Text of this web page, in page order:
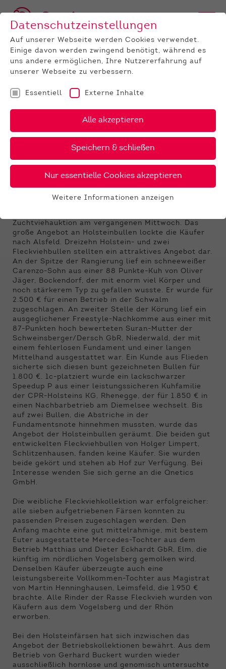
UNTERNEHMEN News
Ergebnisse der Zuchtvieh-
Auktion im April
Italienische Käufer sorgten für flotte
Zuchtviehauktion am vergangenen Mittwoch. Das
große Angebot an Holsteinbullen lockte die Käufer
nach Alsfeld. Dreizehn Holstein- und zwei
Fleckviehbullen stellten ein attraktives Angebot dar.
An der Spitze der Rangierung lief ein schneeweißer
Carenzo-Sohn aus einer 88 Punkte-Kuh von Oliver
Jäger, Bockendorf, der mit enorm viel Körper und
noch stärkerem Typ zu gefallen wusste. Er wurde für
2.500 € für einen Betrieb in der Schwalm
zugeschlagen. An zweiter Stelle der Körung lief ein
ausgeglichener Freestyle-Nachkomme aus einer mit
87-Punkten hoch bewerteten Suran-Mutter der
Schweinsberger/Dersch GbR, Niederwald, der mit
einem fehlerlosen Fundament und einer langen
Mittelhand ausgestattet war. Ein Kunde aus Flieden
sicherte sich diesen bunt gezeichneten Bullen für
1.800 €. 1c-platziert wurde ein lackschwarzer
Speedup P aus einer leistungssicheren Kuhfamilie
der CPR-Holsteins KG, Rhenegge, der für 1.850 € in
einen Nachbarbetrieb am Diemelsee wechselt. Bis
auf zwei Bullen, die Abstriche in der
Fundamentsnote hinnehmen mussten, wurde das
Angebot der Holsteinbullen geräumt. Die beiden gut
entwickelten Fleckviehbullen von Holger Limpert,
Schlitzenhausen, fanden keine Käufer. Sie wurden
beide gekört und stehen ab Hof zur Verfügung. Bei
Interesse wenden Sie sich gerne an die Qnetics
GmbH.
Die weibliche Fleckviehkollektion war erfolgreicher:
alle sieben aufgetriebenen Färsen konnten zu
passenden Preisen zugeschlagen werden. Den
Anfang machte eine gut mittelrahmige, mit bestem
Euter ausgestattete Mercedes-Tochter aus dem
Betrieb Matthias und Dieter Eckhardt GbR, Elm, die
künftig im nördlichen Vogelsberg gemolken wird.
Denselben Käufer überzeugte auch eine
leistungsbereite Vollkommen-Tochter aus Magistrat
von Martin Henninghausen, Leimsfeld, die 1.950 €
brachte. Alle Rinder der Rasse Fleckvieh wurden von
Käufern aus dem Vogelsberg und der Rhön
erworben.
Bei den Holsteinfärsen hat sich inzwischen das
Angebot der Betriebskollektionen bewährt. Aus dem
Betrieb von Gerhard Buckert wurden wieder
ausschließlich hornlose und genomisch untersuchte
Datenschutzeinstellungen
Auf unserer Webseite werden Cookies verwendet.
Einige davon werden zwingend benötigt, während es
uns andere ermöglichen, Ihre Nutzererfahrung auf
unserer Webseite zu verbessern.
Essentiell Externe Inhalte
Alle akzeptieren
Speichern & schließen
Nur essentielle Cookies akzeptieren
Funktionen der Webseite benötigt. Dadurch ist
gewährleistet, dass die Webseite einwandfrei
funktioniert.
Name cookie_optin
Anbieter Qnetics
Laufzeit 1 Jahr
Zweck Cookie Einstellungen speichern
Cookie-Informationen anzeigen
Externe Inhalte
Wir verwenden auf unserer Website externe
Inhalte, um Ihnen zusätzliche Informationen
anzubieten.
Weitere Informationen anzeigen